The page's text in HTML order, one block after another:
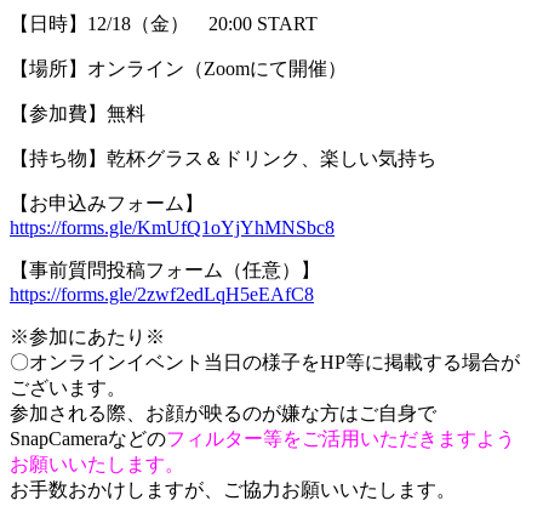
【日時】12/18（金） 20:00 START
【場所】オンライン（Zoomにて開催）
【参加費】無料
【持ち物】乾杯グラス＆ドリンク、楽しい気持ち
【お申込みフォーム】
https://forms.gle/KmUfQ1oYjYhMNSbc8
【事前質問投稿フォーム（任意）】
https://forms.gle/2zwf2edLqH5eEAfC8
※参加にあたり※
〇オンラインイベント当日の様子をHP等に掲載する場合が
ございます。
参加される際、お顔が映るのが嫌な方はご自身で
SnapCameraなどのフィルター等をご活用いただきますよう
お願いいたします。
お手数おかけしますが、ご協力お願いいたします。